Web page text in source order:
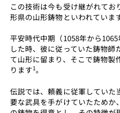
この技術は今も受け継がれてお
形県の山形鋳物といわれています
平安時代中期（1058年から
した時、彼に従っていた鋳物
て山形に留まり、そこで鋳物製
ります1。
伝説では、頼義に従軍していた
要な武具を手がけていたためか